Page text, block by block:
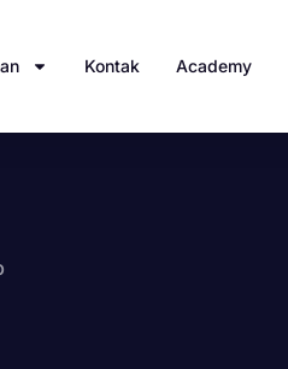
Kontak Academy